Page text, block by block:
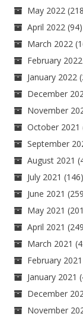
May 2022
April 2022 (94)
March 2022
February 2022
January 2022
December
November
October 2021
September
August 2021
July 2021 (146)
June 2021
May 2021
April 2021
March 2021
February 2021
January 2021
December
November